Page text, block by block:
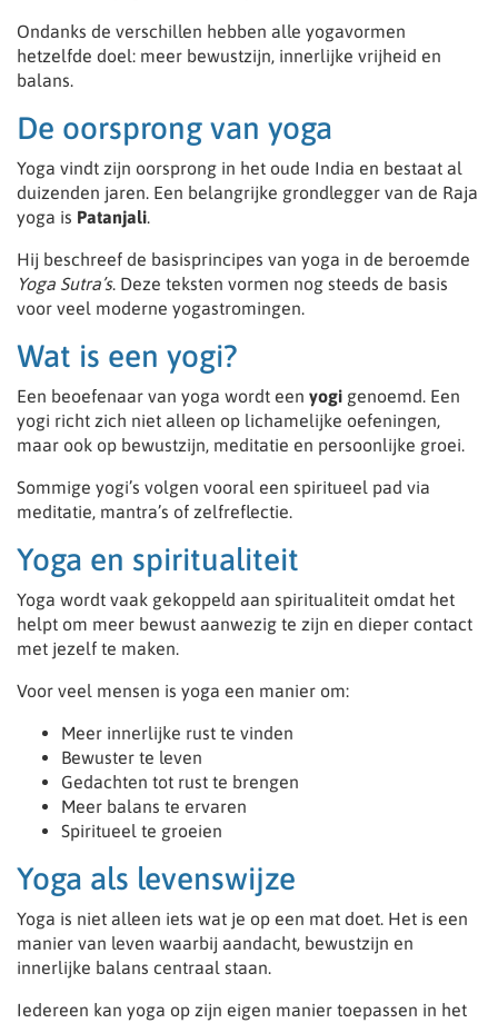
Ondanks de verschillen hebben alle yogavormen
hetzelfde doel: meer bewustzijn, innerlijke vrijheid en
balans.
De oorsprong van yoga
Yoga vindt zijn oorsprong in het oude India en bestaat al
duizenden jaren. Een belangrijke grondlegger van de Raja
yoga is Patanjali.
Hij beschreef de basisprincipes van yoga in de beroemde
Yoga Sutra’s. Deze teksten vormen nog steeds de basis
voor veel moderne yogastromingen.
Wat is een yogi?
Een beoefenaar van yoga wordt een yogi genoemd. Een
yogi richt zich niet alleen op lichamelijke oefeningen,
maar ook op bewustzijn, meditatie en persoonlijke groei.
Sommige yogi’s volgen vooral een spiritueel pad via
meditatie, mantra’s of zelfreflectie.
Yoga en spiritualiteit
Yoga wordt vaak gekoppeld aan spiritualiteit omdat het
helpt om meer bewust aanwezig te zijn en dieper contact
met jezelf te maken.
Voor veel mensen is yoga een manier om:
Meer innerlijke rust te vinden
Bewuster te leven
Gedachten tot rust te brengen
Meer balans te ervaren
Spiritueel te groeien
Yoga als levenswijze
Yoga is niet alleen iets wat je op een mat doet. Het is een
manier van leven waarbij aandacht, bewustzijn en
innerlijke balans centraal staan.
Iedereen kan yoga op zijn eigen manier toepassen in het